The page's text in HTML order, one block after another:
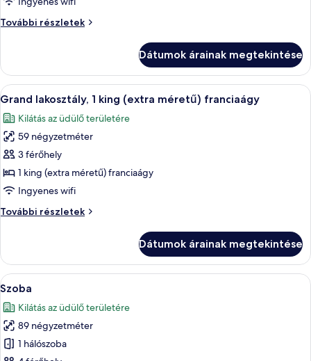
ággyal
részére
További részletek
Szoba
fő
részére
további
Dátumok árainak megtekintése
A
következő
szoba
összes
képének
megtekintése:
Grand
1
méretű)
franciaágy
Grand lakosztály, 1 king (extra
6
Grand lakosztály, 1 king (extra méretű) franciaágy
Kilátás az üdülő területére
59 négyzetméter
3 férőhely
1 king (extra méretű) franciaágy
Ingyenes wifi
További részletek
Grand
(extra
méretű)
franciaágy
részletei
Dátumok árainak megtekintése
A
következő
szoba
összes
képének
Egy modern hálószoba, amelyben
5
Szoba
Kilátás az üdülő területére
89 négyzetméter
1 hálószoba